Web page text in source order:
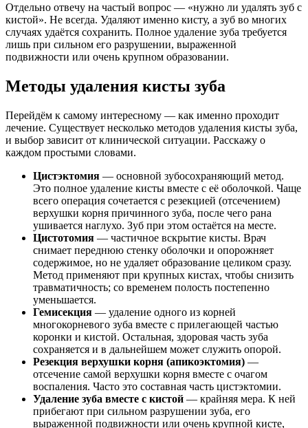
Отдельно отвечу на частый вопрос — «нужно ли удалять зуб с
кистой». Не всегда. Удаляют именно кисту, а зуб во многих
случаях удаётся сохранить. Полное удаление зуба требуется
лишь при сильном его разрушении, выраженной
подвижности или очень крупном образовании.
Методы удаления кисты зуба
Перейдём к самому интересному — как именно проходит
лечение. Существует несколько методов удаления кисты зуба,
и выбор зависит от клинической ситуации. Расскажу о
каждом простыми словами.
Цистэктомия — основной зубосохраняющий метод.
Это полное удаление кисты вместе с её оболочкой. Чаще
всего операция сочетается с резекцией (отсечением)
верхушки корня причинного зуба, после чего рана
ушивается наглухо. Зуб при этом остаётся на месте.
Цистотомия — частичное вскрытие кисты. Врач
снимает переднюю стенку оболочки и опорожняет
содержимое, но не удаляет образование целиком сразу.
Метод применяют при крупных кистах, чтобы снизить
травматичность; со временем полость постепенно
уменьшается.
Гемисекция — удаление одного из корней
многокорневого зуба вместе с прилегающей частью
коронки и кистой. Остальная, здоровая часть зуба
сохраняется и в дальнейшем может служить опорой.
Резекция верхушки корня (апикоэктомия) —
отсечение самой верхушки корня вместе с очагом
воспаления. Часто это составная часть цистэктомии.
Удаление зуба вместе с кистой — крайняя мера. К ней
прибегают при сильном разрушении зуба, его
выраженной подвижности или очень крупной кисте,